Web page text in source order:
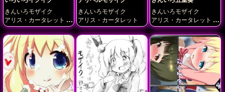
きんいろモザイク
アリス・カータレット
九条カレン
きんいろモザイク
アリス・カータレット
きんいろモザイク
アリス・カータレット
九条カレン 大宮忍 小路
綾 猪熊陽子